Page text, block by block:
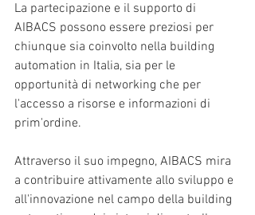
La partecipazione e il supporto di
AIBACS possono essere preziosi per
chiunque sia coinvolto nella building
automation in Italia, sia per le
opportunità di networking che per
l'accesso a risorse e informazioni di
prim'ordine.
Attraverso il suo impegno, AIBACS mira
a contribuire attivamente allo sviluppo e
all'innovazione nel campo della building